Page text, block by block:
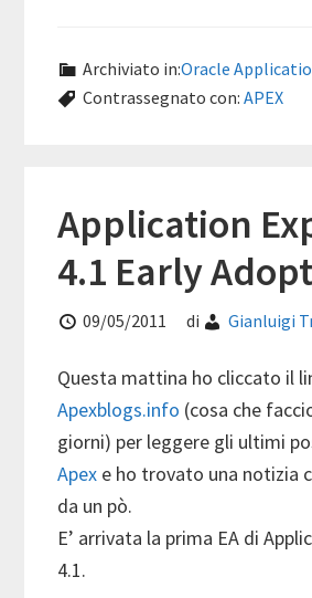
Archiviato in:Oracle
Contrassegnato con:APEX
Application
4.1 Early
09/05/2011 di Gianluigi
Questa mattina ho cliccato il
Apexblogs.info (cosa che
giorni) per leggere gli ultimi
Apex e ho trovato una notizia
da un pò.
E’ arrivata la prima EA di
4.1.